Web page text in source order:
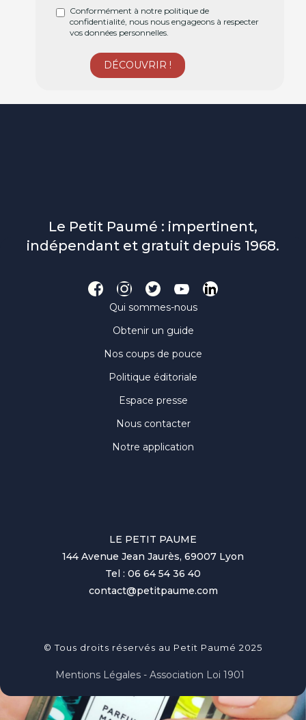
Conformément à notre politique de
confidentialité, nous nous engageons à respecter
vos données personnelles.
Le Petit Paumé : impertinent,
indépendant et gratuit depuis 1968.
Qui sommes-nous
Obtenir un guide
Nos coups de pouce
Politique éditoriale
Espace presse
Nous contacter
Notre application
LE PETIT PAUME
144 Avenue Jean Jaurès, 69007 Lyon
Tel : 06 64 54 36 40
contact@petitpaume.com
© Tous droits réservés au Petit Paumé 2025
Mentions Légales - Association Loi 1901